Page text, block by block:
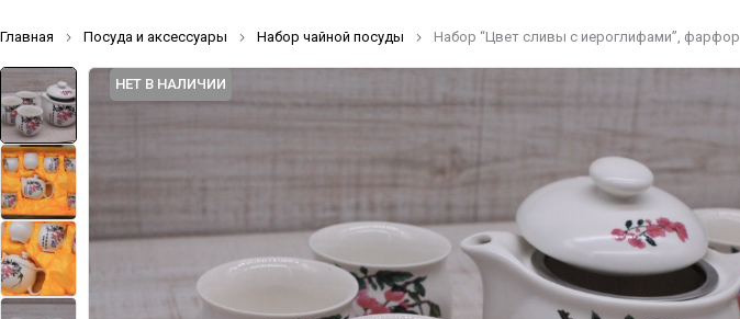
Главная Посуда и аксессуары Набор чайной посуды Набор “Цвет сливы с иероглифами”, фарфор
НЕТ В НАЛИЧИИ